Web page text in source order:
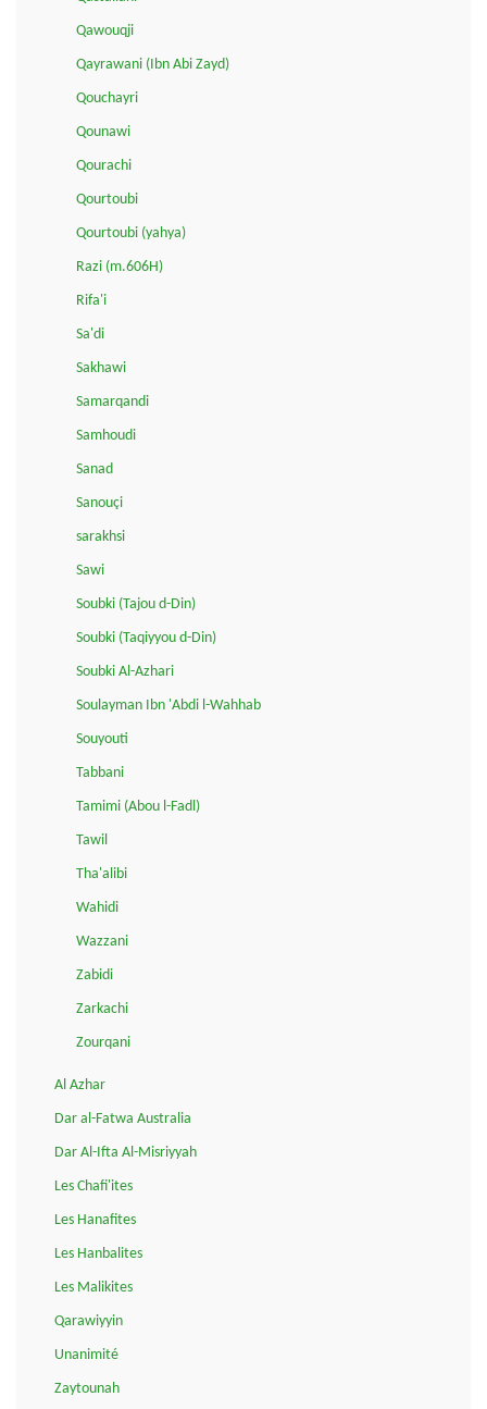
Qawouqji
Qayrawani (Ibn Abi Zayd)
Qouchayri
Qounawi
Qourachi
Qourtoubi
Qourtoubi (yahya)
Razi (m.606H)
Rifa'i
Sa'di
Sakhawi
Samarqandi
Samhoudi
Sanad
Sanouçi
sarakhsi
Sawi
Soubki (Tajou d-Din)
Soubki (Taqiyyou d-Din)
Soubki Al-Azhari
Soulayman Ibn 'Abdi l-Wahhab
Souyouti
Tabbani
Tamimi (Abou l-Fadl)
Tawil
Tha'alibi
Wahidi
Wazzani
Zabidi
Zarkachi
Zourqani
Al Azhar
Dar al-Fatwa Australia
Dar Al-Ifta Al-Misriyyah
Les Chafi'ites
Les Hanafites
Les Hanbalites
Les Malikites
Qarawiyyin
Unanimité
Zaytounah